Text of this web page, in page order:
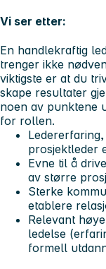
Vi ser etter:
En handlekraftig
trenger ikke
viktigste er at du
skape resultater
noen av punktene
for rollen.
prosjektleder
Evne til å
av større
Sterke
etablere
Relevant
ledelse
formell